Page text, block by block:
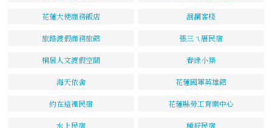
花蓮大使商務飯店 洄瀾客棧
旅路渡假商務旅館 張三ㄟ厝民宿
桐居人文渡假空間 春綠小築
海天依舍 花蓮國軍英雄館
約在這裡民宿 花蓮縣勞工育樂中心
水上民宿 種籽民宿